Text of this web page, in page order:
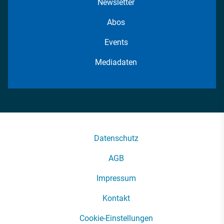
Newsletter
Abos
Events
Mediadaten
Datenschutz
AGB
Impressum
Kontakt
Cookie-Einstellungen